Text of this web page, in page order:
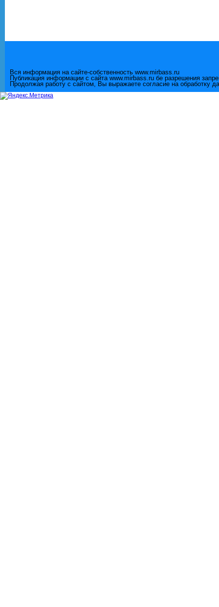
Вся информация на сайте-собственность www.mirbass.ru
Публикация информации с сайта www.mirbass.ru бе разрешения
Продолжая работу с сайтом, Вы выражаете согласие на обработку